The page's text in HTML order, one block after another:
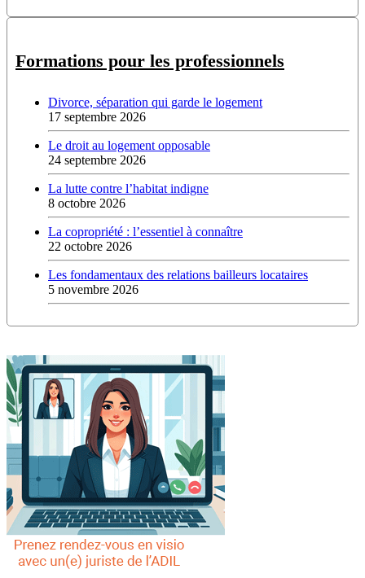
Formations pour les professionnels
Divorce, séparation qui garde le logement
17 septembre 2026
Le droit au logement opposable
24 septembre 2026
La lutte contre l’habitat indigne
8 octobre 2026
La copropriété : l’essentiel à connaître
22 octobre 2026
Les fondamentaux des relations bailleurs locataires
5 novembre 2026